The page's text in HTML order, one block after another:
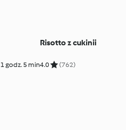
1 godz. 5 min
Risotto z cukinii
4.0 (762)